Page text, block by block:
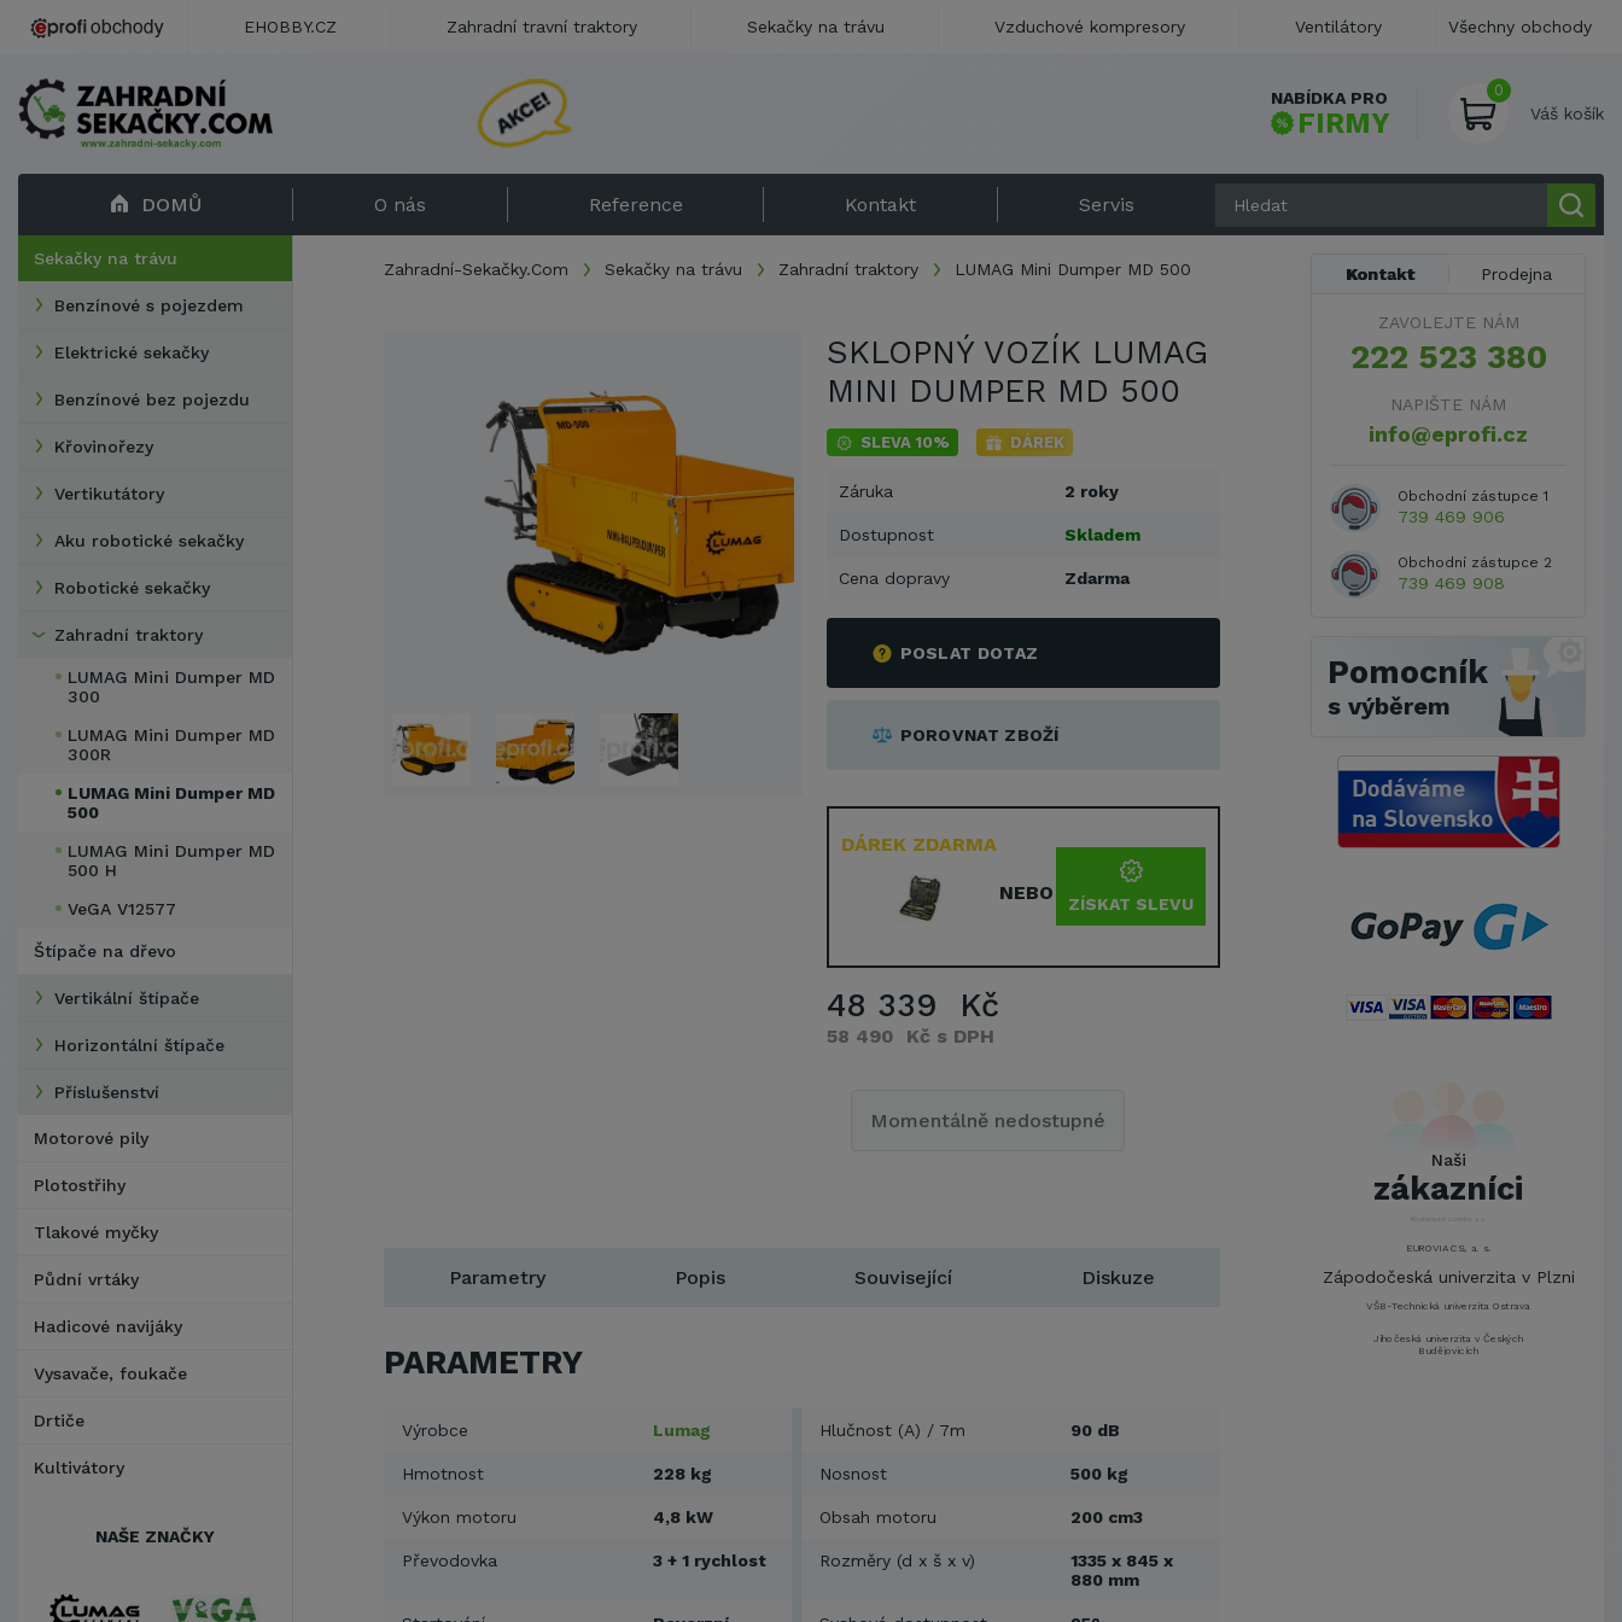
NABÍDKA PRO
FIRMY
0
Váš košík
DOMŮ O nás Reference Kontakt Servis
Sekačky na trávu
Benzínové s pojezdem
Elektrické sekačky
Benzínové bez pojezdu
Křovinořezy
Vertikutátory
Aku robotické sekačky
Robotické sekačky
Zahradní traktory
LUMAG Mini Dumper MD
300
LUMAG Mini Dumper MD
300R
LUMAG Mini Dumper MD
500
LUMAG Mini Dumper MD
500 H
VeGA V12577
Štípače na dřevo
Vertikální štípače
Horizontální štípače
Příslušenství
Motorové pily
Plotostřihy
Tlakové myčky
Půdní vrtáky
Hadicové navijáky
Vysavače, foukače
Drtiče
Kultivátory
NAŠE ZNAČKY
Zahradní-Sekačky.Com Sekačky na trávu Zahradní traktory LUMAG Mini Dumper MD 500
SKLOPNÝ VOZÍK LUMAG
MINI DUMPER MD 500
SLEVA 10% DÁREK
Záruka 2 roky
Dostupnost Skladem
Cena dopravy Zdarma
POSLAT DOTAZ
POROVNAT ZBOŽÍ
DÁREK ZDARMA
NEBO ZÍSKAT SLEVU
48 339 Kč
58 490 Kč s DPH
Momentálně nedostupné
Parametry Popis Související Diskuze
PARAMETRY
Výrobce Lumag Hlučnost (A) / 7m 90 dB
Hmotnost 228 kg Nosnost 500 kg
Výkon motoru 4,8 kW Obsah motoru 200 cm3
Převodovka 3 + 1 rychlost Rozměry (d x š x v)
1335 x 845 x
880 mm
Kontakt Prodejna
ZAVOLEJTE NÁM
222 523 380
NAPIŠTE NÁM
info@eprofi.cz
Obchodní zástupce 1
739 469 906
Obchodní zástupce 2
739 469 908
Pomocník
s výběrem
Naši
zákazníci
Brně,Správa kolejí a menz
Arcibiskupství pražské
Kostelecké uzeniny a.s.
EUROVIA CS, a. s.
Zápodočeská univerzita v Plzni
VŠB-Technická univerzita Ostrava
Jihočeská univerzita v Českých
Budějovicích
EHOBBY.CZ Zahradní travní traktory Sekačky na trávu Vzduchové kompresory Ventilátory Všechny obchody